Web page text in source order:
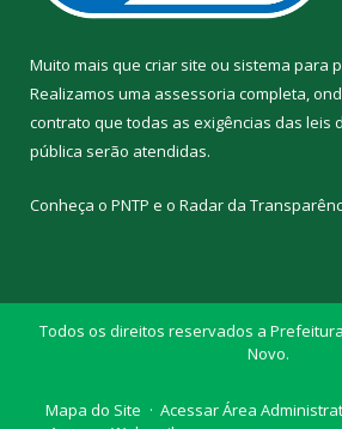
Muito mais que criar site ou sistema para
Realizamos uma assessoria completa,
contrato que todas as exigências das leis
pública serão atendidas.
Conheça o PNTP e o Radar da
Todos os direitos reservados a
Novo.
Mapa do Site
Acessar Área